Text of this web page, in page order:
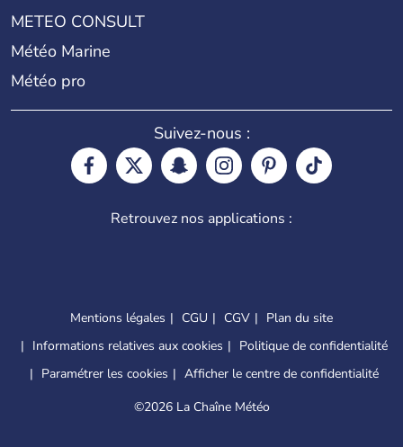
METEO CONSULT
Météo Marine
Météo pro
Suivez-nous :
Retrouvez nos applications :
Mentions légales CGU CGV
Plan du site
Informations relatives aux cookies
Politique de confidentialité
Paramétrer les cookies
Afficher le centre de confidentialité
©2026 La Chaîne Météo